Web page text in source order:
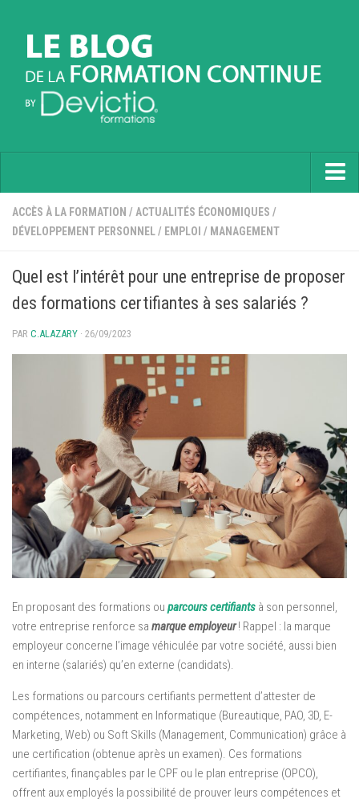
Accueil
Informatique
Soft Skills
Prévention
Langues
Contactez nous
ACCÈS À LA FORMATION / ACTUALITÉS ÉCONOMIQUES /
DÉVELOPPEMENT PERSONNEL/ EMPLOI / MANAGEMENT
Quel est l’intérêt pour une entreprise de proposer
des formations certifiantes à ses salariés ?
PAR C.ALAZARY · 26/09/2023
En proposant des formations ou parcours certifiants à son personnel,
votre entreprise renforce sa marque employeur! Rappel : la marque
employeur concerne l’image véhiculée par votre société, aussi bien
en interne (salariés) qu’en externe (candidats).
Les formations ou parcours certifiants permettent d’attester de
compétences, notamment en Informatique (Bureautique, PAO, 3D, E-
Marketing, Web) ou Soft Skills (Management, Communication) grâce à
une certification (obtenue après un examen). Ces formations
certifiantes, finançables par le CPF ou le plan entreprise (OPCO),
offrent aux employés la possibilité de prouver leurs compétences et